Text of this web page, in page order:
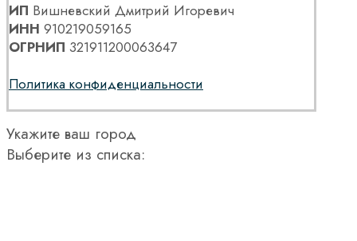
ИП Вишневский Дмитрий Игоревич
ИНН 910219059165
ОГРНИП 321911200063647
Политика конфиденциальности
Укажите ваш город
Выберите из списка: